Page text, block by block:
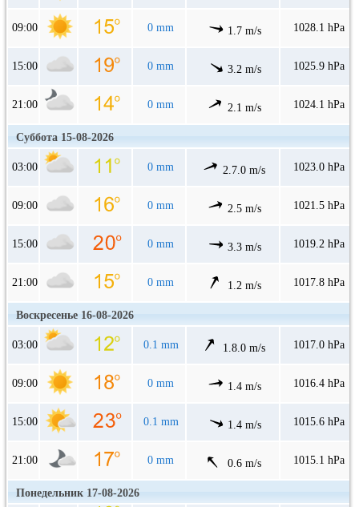
09:00 0 mm 1.7 m/s 1028.1 hPa
15:00 0 mm 3.2 m/s 1025.9 hPa
21:00 0 mm 2.1 m/s 1024.1 hPa
Суббота 15-08-2026
03:00 0 mm 2.7.0 m/s 1023.0 hPa
09:00 0 mm 2.5 m/s 1021.5 hPa
15:00 0 mm 3.3 m/s 1019.2 hPa
21:00 0 mm 1.2 m/s 1017.8 hPa
Воскресенье 16-08-2026
03:00 0.1 mm 1.8.0 m/s 1017.0 hPa
09:00 0 mm 1.4 m/s 1016.4 hPa
15:00 0.1 mm 1.4 m/s 1015.6 hPa
21:00 0 mm 0.6 m/s 1015.1 hPa
Понедельник 17-08-2026